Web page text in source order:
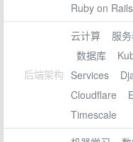
Ruby on Rails
后端架构
云计算 服
数据库
Services
Cloudflare
Timescale